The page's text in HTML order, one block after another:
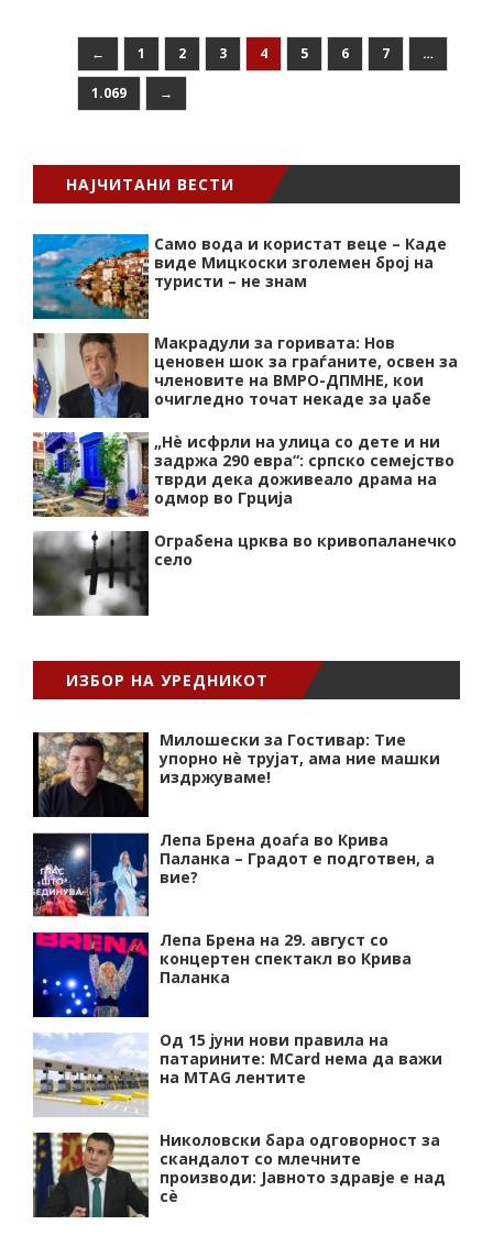
← 1 2 3 4 5 6 7 …
1.069 →
НАЈЧИТАНИ ВЕСТИ
Само вода и користат веце – Каде
виде Мицкоски зголемен број на
туристи – не знам
Макрадули за горивата: Нов
ценовен шок за граѓаните, освен за
членовите на ВМРО-ДПМНЕ, кои
очигледно точат некаде за џабе
„Нѐ исфрли на улица со дете и ни
задржа 290 евра“: српско семејство
тврди дека доживеало драма на
одмор во Грција
Ограбена црква во кривопаланечко
село
ИЗБОР НА УРЕДНИКОТ
Милошески за Гостивар: Тие
упорно нѐ трујат, ама ние машки
издржуваме!
Лепа Брена доаѓа во Крива
Паланка – Градот е подготвен, а
вие?
Лепа Брена на 29. август со
концертен спектакл во Крива
Паланка
Од 15 јуни нови правила на
патарините: MCard нема да важи
на MTAG лентите
Николовски бара одговорност за
скандалот со млечните
производи: Јавното здравје е над
сѐ